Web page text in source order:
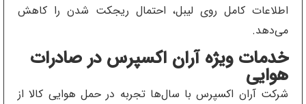
اطلاعات کامل روی لیبل، احتمال ریجکت شدن را کاهش
می‌دهد.
خدمات ویژه آران اکسپرس در صادرات
هوایی
شرکت آران اکسپرس با سال‌ها تجربه در حمل هوایی کالا از